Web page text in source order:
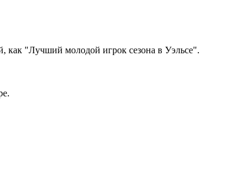
как "Лучший молодой игрок сезона в Уэльсе".